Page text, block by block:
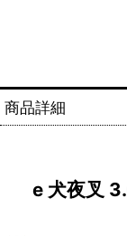
商品詳細
e 犬夜叉